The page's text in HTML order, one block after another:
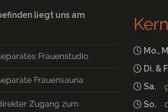
liegt uns am
Frauenstudio
Frauensauna
Zugang zum
Mo.,
Di. &
Sa.
So.